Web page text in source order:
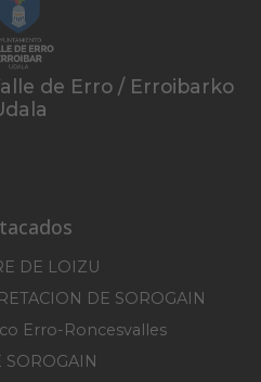
de Erro / Erroibarko
DE LOIZU
DE SOROGAIN
Erro-Roncesvalles
SOROGAIN